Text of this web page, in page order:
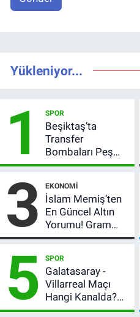
Yükleniyor...
1 SPOR
Beşiktaş’ta
Transfer
Bombaları Peş
Peşe! Adalı
Açıkladı, 5 Yıldız
Daha Listede
3 EKONOMI
İslam Memiş’ten
En Güncel Altın
Yorumu! Gram
Altın İçin 6.350 TL
Beklentisi
Değişmedi
5 SPOR
Galatasaray -
Villarreal Maçı
Hangi Kanalda?
Hazırlık Maçı Ne